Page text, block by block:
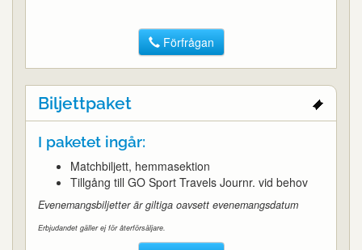
Förfrågan
Biljettpaket
I paketet ingår:
Matchbiljett, hemmasektion
Tillgång till GO Sport Travels Journr. vid behov
Evenemangsbiljetter är giltiga oavsett evenemangsdatum
Erbjudandet gäller ej för återförsäljare.